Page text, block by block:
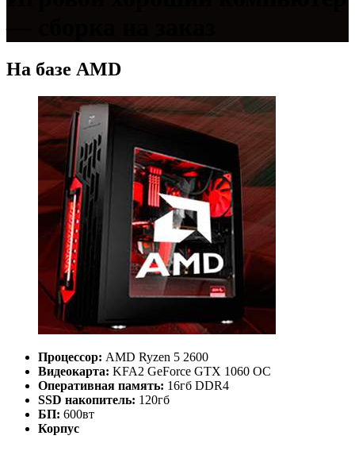
На базе AMD
Процессор: AMD Ryzen 5 2600
Видеокарта: KFA2 GeForce GTX 1060 OC
Оперативная память: 16гб DDR4
SSD накопитель: 120гб
БП: 600вт
Корпус